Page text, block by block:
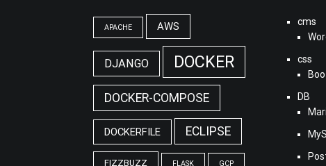
APACHE AWS
DJANGO DOCKER
DOCKER-COMPOSE
DOCKERFILE ECLIPSE
FIZZBUZZ FLASK GCP
cms
css
DB